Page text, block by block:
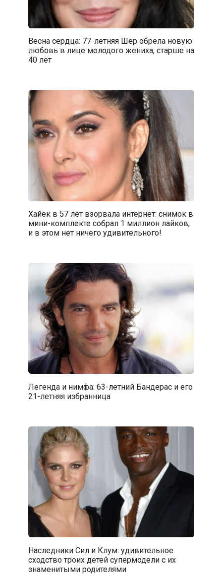
Весна сердца: 77-летняя Шер обрела новую
любовь в лице молодого жениха, старше на
40 лет
Хайек в 57 лет взорвала интернет: снимок в
мини-комплекте собрал 1 миллион лайков,
и в этом нет ничего удивительного!
Легенда и нимфа: 63-летний Бандерас и его
21-летняя избранница
Наследники Сил и Клум: удивительное
сходство троих детей супермодели с их
знаменитыми родителями